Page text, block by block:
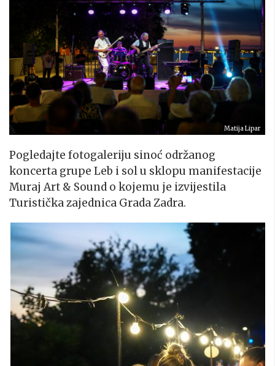
Matija Lipar
Pogledajte fotogaleriju sinoć održanog
koncerta grupe Leb i sol u sklopu manifestacije
Muraj Art & Sound o kojemu je izvijestila
Turistička zajednica Grada Zadra.